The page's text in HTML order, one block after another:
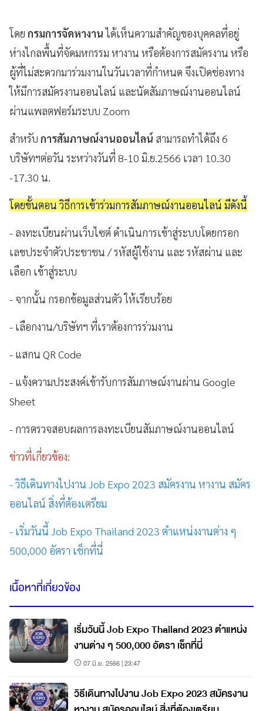
โดย กรมการจัดหางานได้เห็นความสำคัญของบุคคลที่อยู่
ห่างไกลพื้นที่จัดมหกรรม หางาน หรือต้องการสมัครงาน หรือ
ผู้ที่ไม่สะดวกมาร่วมงานในวันเวลาที่กำหนด จึงเปิดช่องทาง
ให้มีการสมัครงานออนไลน์ และนัดสัมภาษณ์งานออนไลน์
ผ่านแพลตฟอร์มระบบ Zoom
สำหรับ การสัมภาษณ์งานออนไลน์ สามารถทำได้ถึง 6
บริษัทฯต่อวัน ระหว่างวันที่ 8-10 มิ.ย.2566 เวลา 10.30
-17.30 น.
โดยขั้นตอน วิธีการเข้าร่วมการสัมภาษณ์งานออนไลน์ มีดังนี้
- ลงทะเบียนผ่านเว็บไซต์ ดำเนินการเข้าสู่ระบบโดยกรอก
เลขประจำตัวประชาชน / รหัสผู้ใช้งาน และ รหัสผ่าน และ
เลือก เข้าสู่ระบบ
- จากนั้น กรอกข้อมูลส่วนตัว ให้เรียบร้อย
- เลือกงาน/บริษัทฯ ที่เราต้องการร่วมงาน
- แสกน QR Code
- แจ้งความประสงค์เข้ารับการสัมภาษณ์งานผ่าน Google
Sheet
- การตรวจสอบผลการลงทะเบียนสัมภาษณ์งานออนไลน์
ข่าวที่เกี่ยวข้อง:
- วิธีเดินทางไปงาน Job Expo 2023 สมัครงาน หางาน สมัคร
ออนไลน์ สิ่งที่ต้องเตรียม
- เริ่มวันนี้ Job Expo Thailand 2023 ตำแหน่งงานต่าง ๆ
500,000 อัตรา เช็กที่นี่
เนื้อหาที่เกี่ยวข้อง
เริ่มวันนี้ Job Expo Thailand 2023 ตำแหน่ง
งานต่าง ๆ 500,000 อัตรา เช็กที่นี่
07 มิ.ย. 2566 | 23:47
วิธีเดินทางไปงาน Job Expo 2023 สมัครงาน